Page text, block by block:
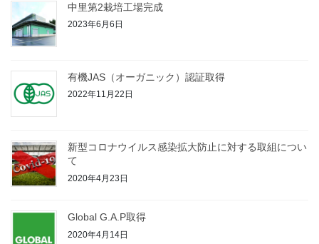
中里第2栽培工場完成
2023年6月6日
有機JAS（オーガニック）認証取得
2022年11月22日
新型コロナウイルス感染拡大防止に対する取組につい
て
2020年4月23日
Global G.A.P取得
2020年4月14日